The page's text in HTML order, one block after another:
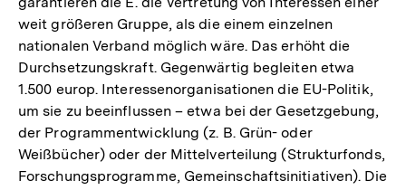
weit größeren Gruppe, als die einem einzelnen
nationalen Verband möglich wäre. Das erhöht die
Durchsetzungskraft. Gegenwärtig begleiten etwa
1.500 europ. Interessenorganisationen die EU-Politik,
um sie zu beeinflussen – etwa bei der Gesetzgebung,
der Programmentwicklung (z. B. Grün- oder
Weißbücher) oder der Mittelverteilung (Strukturfonds,
Forschungsprogramme, Gemeinschaftsinitiativen). Die